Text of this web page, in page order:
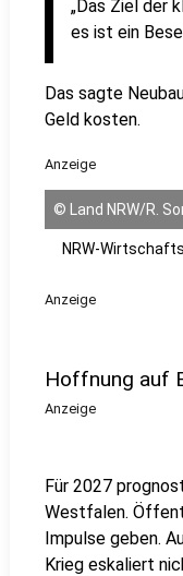
„Das Ziel der
es ist ein
Das sagte
Geld kosten.
Anzeige
© Land NRW/R.
NRW-
Anzeige
Hoffnung auf
Anzeige
Für 2027
Westfalen.
Impulse geben.
Krieg eskaliert